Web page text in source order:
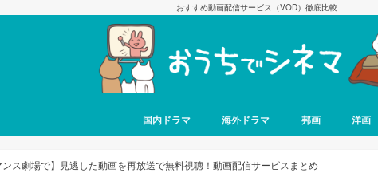
おすすめ動画配信サービス（VOD）徹底比較
国内ドラマ 海外ドラマ 邦画 洋画
ンス劇場で】見逃した動画を再放送で無料視聴！動画配信サービスまとめ